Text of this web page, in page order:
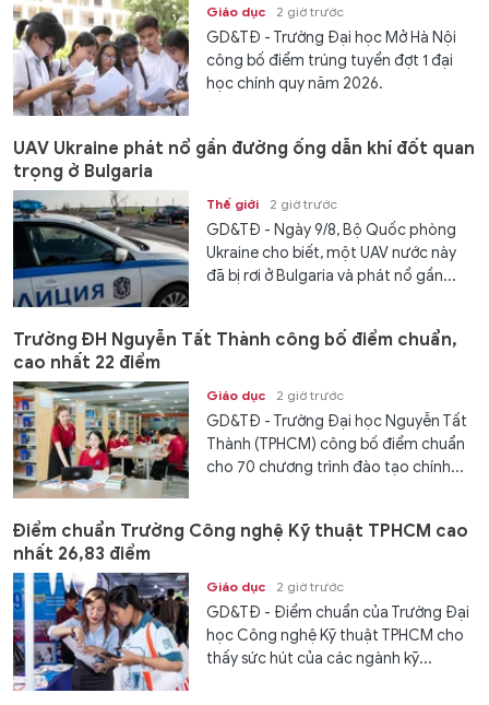
Giáo dục 2 giờ trước
GD&TĐ - Trường Đại học Mở Hà Nội
công bố điểm trúng tuyển đợt 1 đại
học chính quy năm 2026.
UAV Ukraine phát nổ gần đường ống dẫn khí đốt quan
trọng ở Bulgaria
Thế giới 2 giờ trước
GD&TĐ - Ngày 9/8, Bộ Quốc phòng
Ukraine cho biết, một UAV nước này
đã bị rơi ở Bulgaria và phát nổ gần...
Trường ĐH Nguyễn Tất Thành công bố điểm chuẩn,
cao nhất 22 điểm
Giáo dục 2 giờ trước
GD&TĐ - Trường Đại học Nguyễn Tất
Thành (TPHCM) công bố điểm chuẩn
cho 70 chương trình đào tạo chính...
Điểm chuẩn Trường Công nghệ Kỹ thuật TPHCM cao
nhất 26,83 điểm
Giáo dục 2 giờ trước
GD&TĐ - Điểm chuẩn của Trường Đại
học Công nghệ Kỹ thuật TPHCM cho
thấy sức hút của các ngành kỹ...